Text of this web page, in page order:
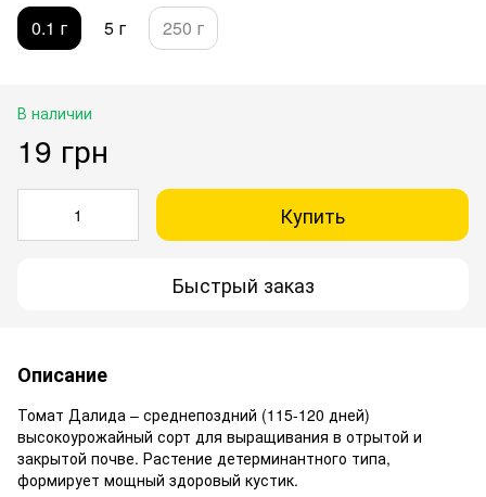
0.1 г 5 г 250 г
В наличии
19 грн
Купить
Быстрый заказ
Описание
Томат Далида – среднепоздний (115-120 дней)
высокоурожайный сорт для выращивания в отрытой и
закрытой почве. Растение детерминантного типа,
формирует мощный здоровый кустик.